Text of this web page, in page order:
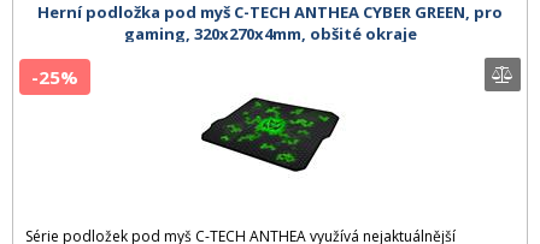
Herní podložka pod myš C-TECH ANTHEA CYBER GREEN, pro
gaming, 320x270x4mm, obšité okraje
Série podložek pod myš C-TECH ANTHEA využívá nejaktuálnější
-25%